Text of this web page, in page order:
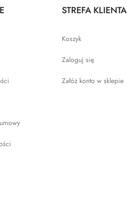
STREFA KLIENTA
Koszyk
Zaloguj się
Załóż konto w sklepie